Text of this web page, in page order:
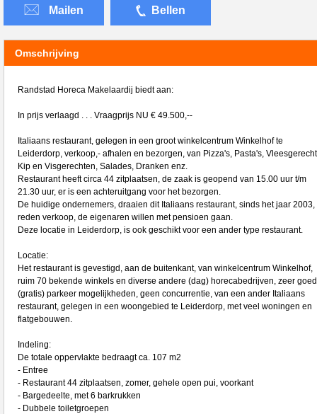
Mailen Bellen
Omschrijving
Randstad Horeca Makelaardij biedt aan:
In prijs verlaagd . . . Vraagprijs NU € 49.500,--
Italiaans restaurant, gelegen in een groot winkelcentrum Winkelhof te
Leiderdorp, verkoop,- afhalen en bezorgen, van Pizza's, Pasta's,
Kip en Visgerechten, Salades, Dranken enz.
Restaurant heeft circa 44 zitplaatsen, de zaak is geopend van 15.00 uur t/m
21.30 uur, er is een achteruitgang voor het bezorgen.
De huidige ondernemers, draaien dit Italiaans restaurant, sinds het jaar 2003,
reden verkoop, de eigenaren willen met pensioen gaan.
Deze locatie in Leiderdorp, is ook geschikt voor een ander type restaurant.
Locatie:
Het restaurant is gevestigd, aan de buitenkant, van winkelcentrum Winkelhof,
ruim 70 bekende winkels en diverse andere (dag) horecabedrijven, zeer
(gratis) parkeer mogelijkheden, geen concurrentie, van een ander Italiaans
restaurant, gelegen in een woongebied te Leiderdorp, met veel woningen en
flatgebouwen.
Indeling:
De totale oppervlakte bedraagt ca. 107 m2
- Entree
- Restaurant 44 zitplaatsen, zomer, gehele open pui, voorkant
- Bargedeelte, met 6 barkrukken
- Dubbele toiletgroepen